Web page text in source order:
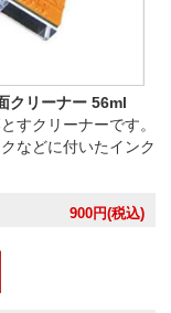
クリーナー 56ml
すクリーナーです。
などに付いたインク
900円(税込)